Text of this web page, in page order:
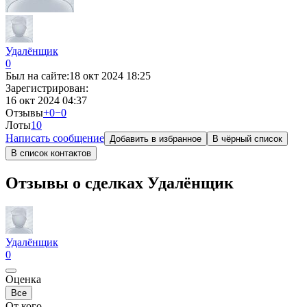
Удалёнщик
0
Был на сайте:18 окт 2024 18:25
Зарегистрирован:
16 окт 2024 04:37
Отзывы+0−0
Лоты10
Написать сообщение Добавить в избранное
В чёрный список
В список контактов
Отзывы о сделках Удалёнщик
Удалёнщик
0
Оценка
Все